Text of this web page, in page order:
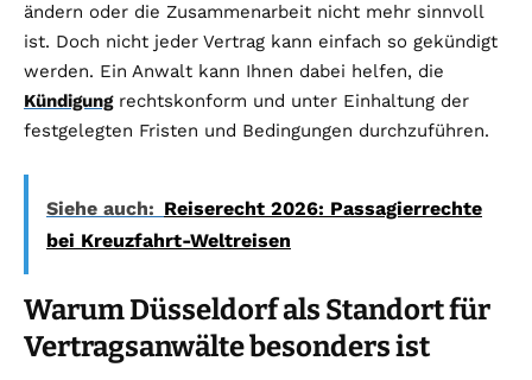
ändern oder die Zusammenarbeit nicht mehr sinnvoll
ist. Doch nicht jeder Vertrag kann einfach so gekündigt
werden. Ein Anwalt kann Ihnen dabei helfen, die
Kündigungrechtskonform und unter Einhaltung der
festgelegten Fristen und Bedingungen durchzuführen.
Siehe auch: Reiserecht 2026: Passagierrechte
bei Kreuzfahrt-Weltreisen
Warum Düsseldorf als Standort für
Vertragsanwälte besonders ist